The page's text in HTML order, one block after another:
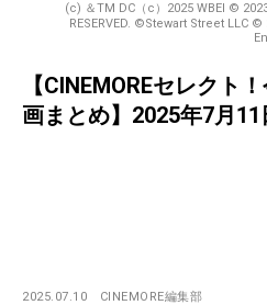
(c) ＆TM DC（c）2025 WBEI ©
RESERVED. ©Stewart Street LLC
【CINEMOREセレクト
画まとめ】2025年7月11
2025.07.10 CINEMORE編集部